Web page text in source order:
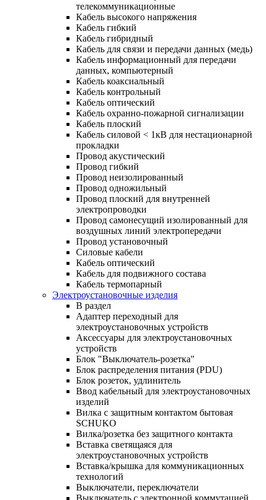
телекоммуникационные
Кабель высокого напряжения
Кабель гибкий
Кабель гибридный
Кабель для связи и передачи данных (медь)
Кабель информационный для передачи
данных, компьютерный
Кабель коаксиальный
Кабель контрольный
Кабель оптический
Кабель охранно-пожарной сигнализации
Кабель плоский
Кабель силовой < 1кВ для нестационарной
прокладки
Провод акустический
Провод гибкий
Провод неизолированный
Провод одножильный
Провод плоский для внутренней
электропроводки
Провод самонесущий изолированный для
воздушных линий электропередачи
Провод установочный
Силовые кабели
Кабель оптический
Кабель для подвижного состава
Кабель термопарный
Электроустановочные изделия
В раздел
Адаптер переходный для
электроустановочных устройств
Аксессуары для электроустановочных
устройств
Блок "Выключатель-розетка"
Блок распределения питания (PDU)
Блок розеток, удлинитель
Ввод кабельный для электроустановочных
изделий
Вилка с защитным контактом бытовая
SCHUKO
Вилка/розетка без защитного контакта
Вставка светящаяся для
электроустановочных устройств
Вставка/крышка для коммуникационных
технологий
Выключатели, переключатели
Выключатель с электронной коммутацией